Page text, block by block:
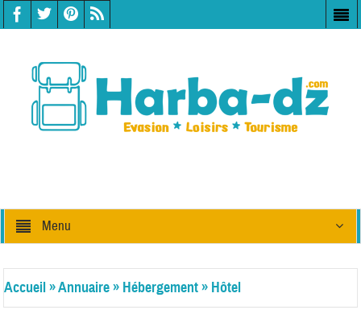
Menu
Accueil»Annuaire» Hébergement» Hôtel